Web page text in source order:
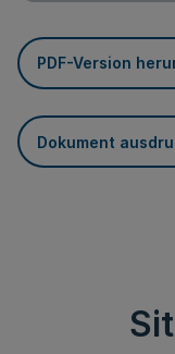
PDF-Version
Dokument